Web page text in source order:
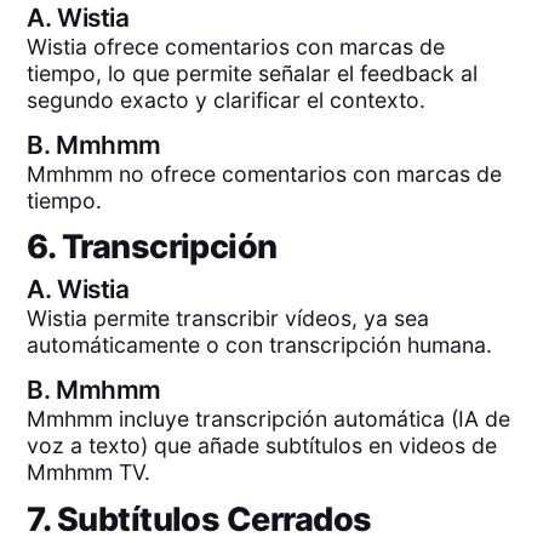
A.Wistia
Wistia ofrece comentarios con marcas de
tiempo, lo que permite señalar el feedback al
segundo exacto y clarificar el contexto.
B. Mmhmm
Mmhmm no ofrece comentarios con marcas de
tiempo.
6. Transcripción
A.Wistia
Wistia permite transcribir vídeos, ya sea
automáticamente o con transcripción humana.
B. Mmhmm
Mmhmm incluye transcripción automática (IA de
voz a texto) que añade subtítulos en videos de
Mmhmm TV.
7. Subtítulos Cerrados